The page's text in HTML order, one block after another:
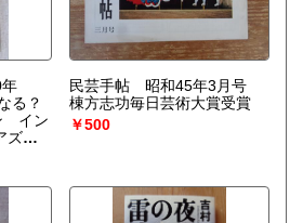
る？
イン
ズナ
民芸手帖 昭和45年3月号
棟方志功毎日芸術大賞受賞
￥500